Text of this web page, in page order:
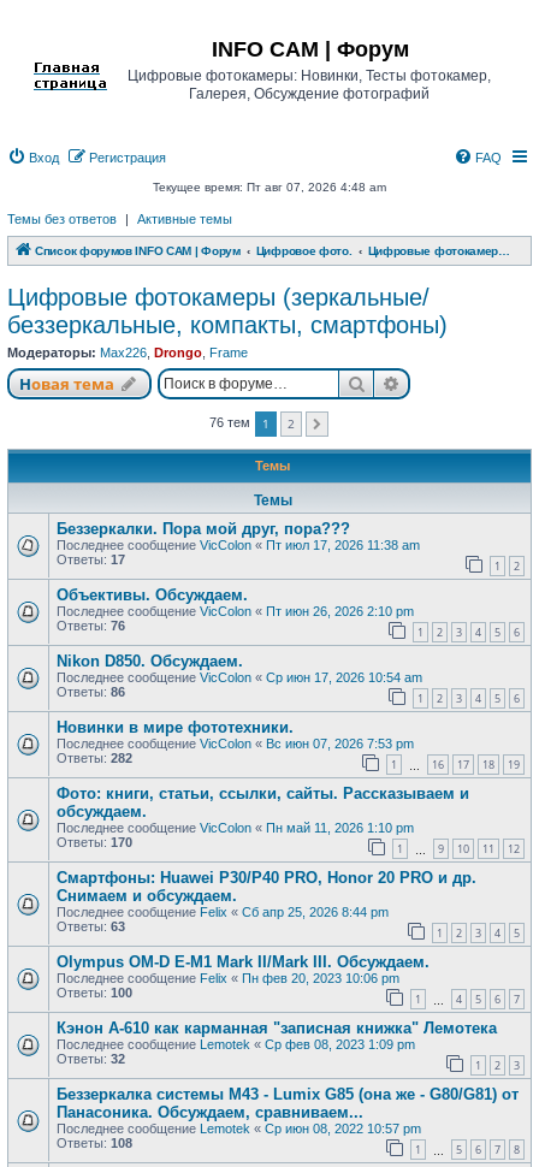
INFO CAM | Форум
Цифровые фотокамеры: Новинки, Тесты фотокамер,
Галерея, Обсуждение фотографий
Вход Регистрация FAQ
Текущее время: Пт авг 07, 2026 4:48 am
Темы без ответов | Активные темы
Список форумов INFO CAM | Форум Цифровое фото.
Цифровые фотокамеры (зеркальные/
беззеркальные, компакты, смартфоны)
Модераторы: Max226 Drongo Frame
Новая тема
Новая тема ПоискРасширенный
76 тем 1 2
Темы
Темы
Беззеркалки. Пора мой друг, пора???
Последнее сообщение VicColon « Пт июл 17, 2026 11:38 am
Ответы: 17 1 2
Объективы. Обсуждаем.
Последнее сообщение VicColon « Пт июн 26, 2026 2:10 pm
Ответы: 76 1 2 3 4 5 6
Nikon D850. Обсуждаем.
Последнее сообщение VicColon « Ср июн 17, 2026 10:54 am
Ответы: 86 1 2 3 4 5 6
Новинки в мире фототехники.
Последнее сообщение VicColon « Вс июн 07, 2026 7:53 pm
Ответы: 282 1 16 17 18 19
Фото: книги, статьи, ссылки, сайты. Рассказываем и
обсуждаем.
Последнее сообщение VicColon « Пн май 11, 2026 1:10 pm
Ответы: 170 1 9 10 11 12
Смартфоны: Huawei P30/P40 PRO, Honor 20 PRO и др.
Снимаем и обсуждаем.
Последнее сообщение Felix « Сб апр 25, 2026 8:44 pm
Ответы: 63 1 2 3 4 5
Olympus OM-D E-M1 Mark II/Mark III. Обсуждаем.
Последнее сообщение Felix « Пн фев 20, 2023 10:06 pm
Ответы: 100 1 4 5 6 7
Кэнон А-610 как карманная "записная книжка" Лемотека
Последнее сообщение Lemotek « Ср фев 08, 2023 1:09 pm
Ответы: 32 1 2 3
Беззеркалка системы М43 - Lumix G85 (она же - G80/G81) от
Панасоника. Обсуждаем, сравниваем...
Последнее сообщение Lemotek « Ср июн 08, 2022 10:57 pm
Ответы: 108 1 5 6 7 8